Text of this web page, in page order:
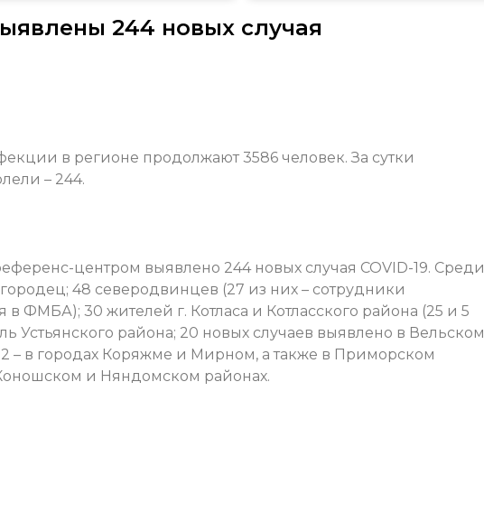
244 новых случая
в регионе продолжают 3586 человек. За сутки
– 244.
центром выявлено 244 новых случая COVID-19. Среди
48 северодвинцев (27 из них – сотрудники
ФМБА); 30 жителей г. Котласа и Котласского района (25 и 5
Устьянского района; 20 новых случаев выявлено в Вельском
2 – в городах Коряжме и Мирном, а также в Приморском
и Няндомском районах.